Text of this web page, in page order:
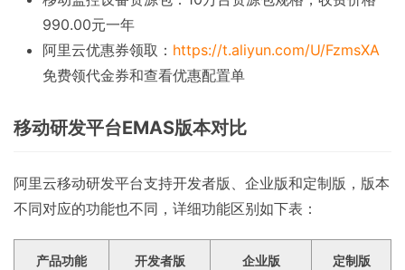
990.00元一年
阿里云优惠券领取： https://t.aliyun.com/U/FzmsXA
免费领代金券和查看优惠配置单
移动研发平台EMAS版本对比
阿里云移动研发平台支持开发者版、企业版和定制版，版本
不同对应的功能也不同，详细功能区别如下表：
产品功能 开发者版 企业版 定制版